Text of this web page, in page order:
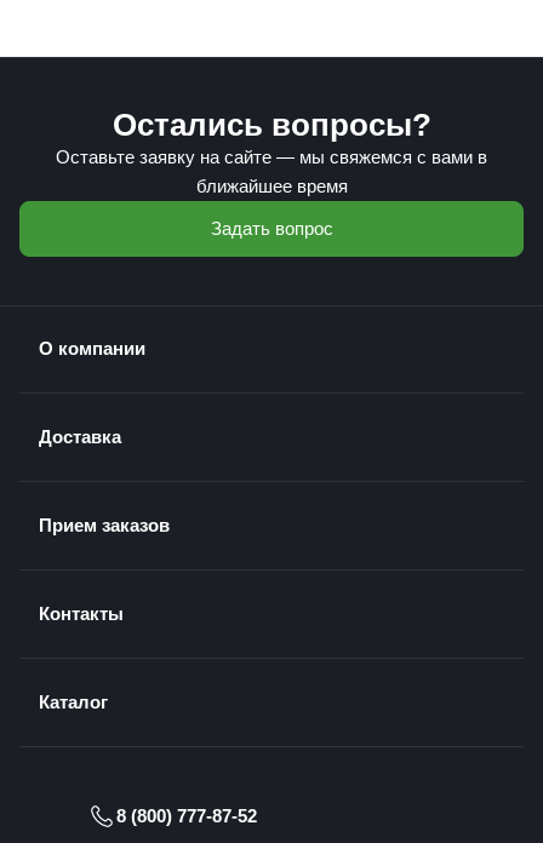
Остались вопросы?
Оставьте заявку на сайте — мы свяжемся с вами в
ближайшее время
Задать вопрос
О компании
Доставка
Прием заказов
Контакты
Каталог
8 (800) 777-87-52